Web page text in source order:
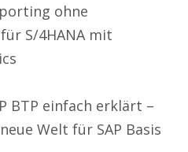
ohne
S/4HANA mit
BTP einfach erklärt –
Welt für SAP Basis